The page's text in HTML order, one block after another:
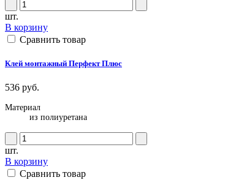
шт.
В корзину
Сравнить товар
Клей монтажный Перфект Плюс
536 руб.
Материал
из полиуретана
шт.
В корзину
Сравнить товар